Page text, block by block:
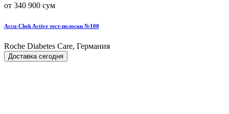
от 340 900 сум
Accu-Chek Active тест-полоски №100
Roche Diabetes Care, Германия
Доставка сегодня